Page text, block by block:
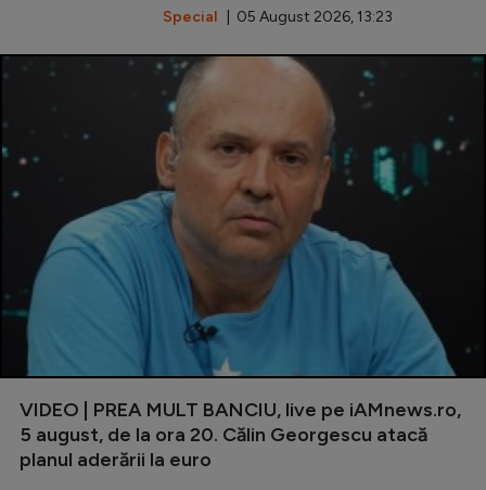
Special | 05 August 2026, 13:23
VIDEO | PREA MULT BANCIU, live pe iAMnews.ro,
5 august, de la ora 20. Călin Georgescu atacă
planul aderării la euro